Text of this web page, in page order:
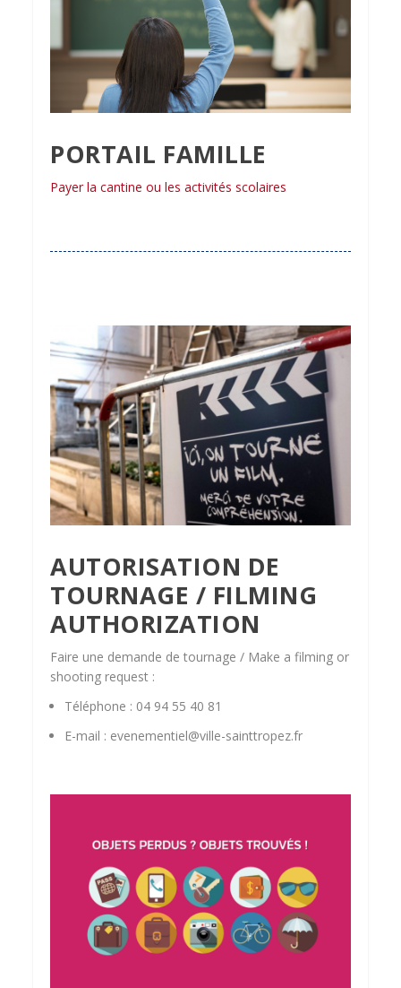
PORTAIL FAMILLE
Payer la cantine ou les activités scolaires
AUTORISATION DE
TOURNAGE / FILMING
AUTHORIZATION
Faire une demande de tournage / Make a filming or
shooting request :
Téléphone : 04 94 55 40 81
E-mail : evenementiel@ville-sainttropez.fr